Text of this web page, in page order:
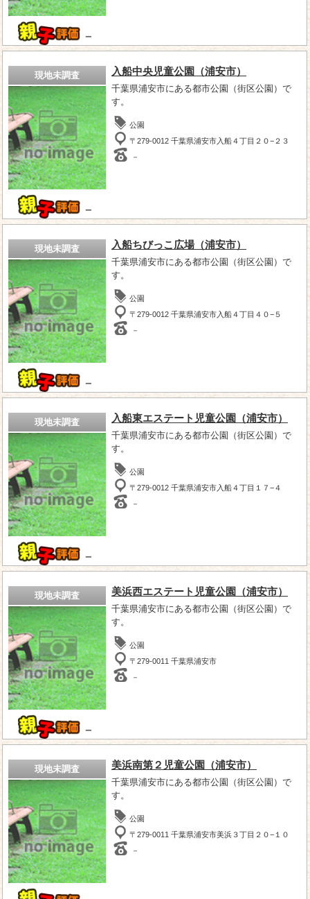
－
現地未調査
－
入船中央児童公園（浦安市）
千葉県浦安市にある都市公園（街区公園）で
す。
公園
〒279-0012 千葉県浦安市入船４丁目２０−２３
－
現地未調査
－
入船ちびっこ広場（浦安市）
千葉県浦安市にある都市公園（街区公園）で
す。
公園
〒279-0012 千葉県浦安市入船４丁目４０−５
－
現地未調査
－
入船東エステート児童公園（浦安市）
千葉県浦安市にある都市公園（街区公園）で
す。
公園
〒279-0012 千葉県浦安市入船４丁目１７−４
－
現地未調査
－
美浜西エステート児童公園（浦安市）
千葉県浦安市にある都市公園（街区公園）で
す。
公園
〒279-0011 千葉県浦安市
－
現地未調査 美浜南第２児童公園（浦安市）
千葉県浦安市にある都市公園（街区公園）で
す。
公園
〒279-0011 千葉県浦安市美浜３丁目２０−１０
－